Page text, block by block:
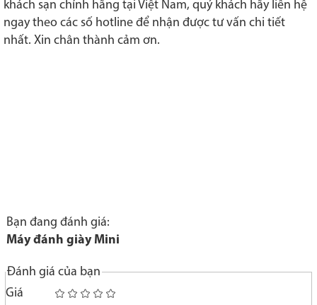
khách sạn chính hãng tại Việt Nam, quý khách hãy liên hệ
ngay theo các số hotline để nhận được tư vấn chi tiết
nhất. Xin chân thành cảm ơn.
Bạn đang đánh giá:
Máy đánh giày Mini
Đánh giá của bạn
Giá
1
2
3
4
5